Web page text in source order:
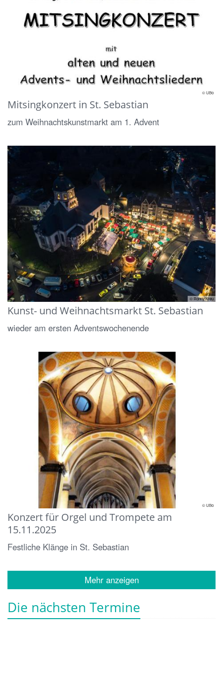
© UBo
Mitsingkonzert in St. Sebastian
zum Weihnachtskunstmarkt am 1. Advent
© Ronny Kreu
Kunst- und Weihnachtsmarkt St. Sebastian
wieder am ersten Adventswochenende
© UBo
Konzert für Orgel und Trompete am
15.11.2025
Festliche Klänge in St. Sebastian
Mehr anzeigen
Die nächsten Termine